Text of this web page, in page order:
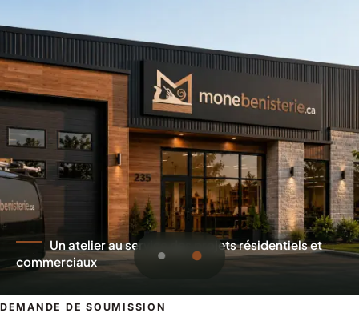
Un atelier au service des projets résidentiels et
commerciaux
DEMANDE DE SOUMISSION